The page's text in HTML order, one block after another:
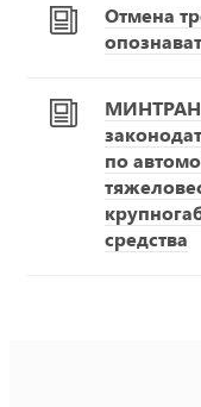
Отмена
по
средства